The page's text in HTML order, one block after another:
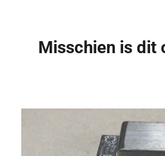
Misschien is dit